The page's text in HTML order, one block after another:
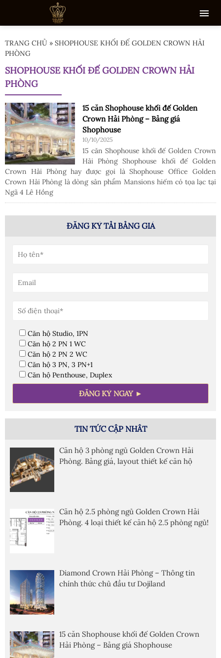
TRANG CHỦ » SHOPHOUSE KHỐI ĐẾ GOLDEN CROWN HẢI
PHÒNG
SHOPHOUSE KHỐI ĐẾ GOLDEN CROWN HẢI
PHÒNG
15 căn Shophouse khối đế Golden
Crown Hải Phòng – Bảng giá
Shophouse
10/10/2025
15 căn Shophouse khối đế Golden Crown
Hải Phòng Shophouse khối đế Golden
Crown Hải Phòng hay được gọi là Shophouse Office Golden
Crown Hải Phòng là dòng sản phẩm Mansions hiếm có tọa lạc tại
Ngã 4 Lê Hồng
ĐĂNG KÝ TẢI BẢNG GIÁ
Căn hộ Studio, 1PN
Căn hộ 2 PN 1 WC
Căn hộ 2 PN 2 WC
Căn hộ 3 PN, 3 PN+1
Căn hộ Penthouse, Duplex
TIN TỨC CẬP NHÂT
Căn hộ 3 phòng ngủ Golden Crown Hải
Phòng. Bảng giá, layout thiết kế căn hộ
Căn hộ 2.5 phòng ngủ Golden Crown Hải
Phòng. 4 loại thiết kế căn hộ 2.5 phòng ngủ!
Diamond Crown Hải Phòng – Thông tin
chính thức chủ đầu tư Dojiland
15 căn Shophouse khối đế Golden Crown
Hải Phòng – Bảng giá Shophouse